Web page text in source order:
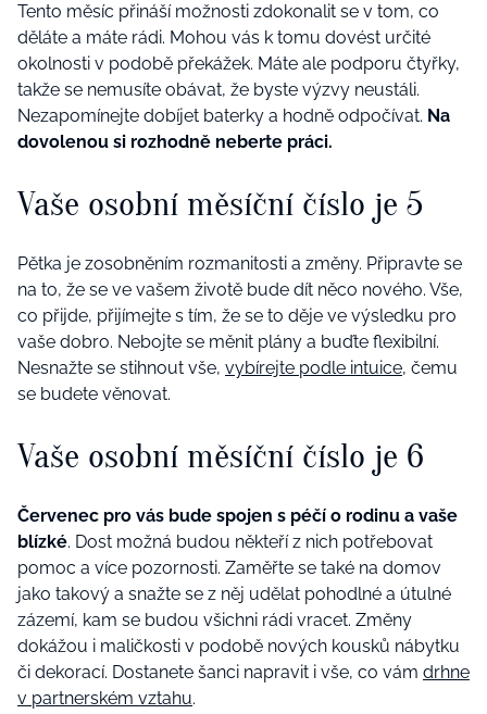
Tento měsíc přináší možnosti zdokonalit se v tom, co
děláte a máte rádi. Mohou vás k tomu dovést určité
okolnosti v podobě překážek. Máte ale podporu čtyřky,
takže se nemusíte obávat, že byste výzvy neustáli.
Nezapomínejte dobíjet baterky a hodně odpočívat. Na
dovolenou si rozhodně neberte práci.
Vaše osobní měsíční číslo je 5
Pětka je zosobněním rozmanitosti a změny. Připravte se
na to, že se ve vašem životě bude dít něco nového. Vše,
co přijde, přijímejte s tím, že se to děje ve výsledku pro
vaše dobro. Nebojte se měnit plány a buďte flexibilní.
Nesnažte se stihnout vše, vybírejte podle intuice, čemu
se budete věnovat.
Vaše osobní měsíční číslo je 6
Červenec pro vás bude spojen s péčí o rodinu a vaše
blízké. Dost možná budou někteří z nich potřebovat
pomoc a více pozornosti. Zaměřte se také na domov
jako takový a snažte se z něj udělat pohodlné a útulné
zázemí, kam se budou všichni rádi vracet. Změny
dokážou i maličkosti v podobě nových kousků nábytku
či dekorací. Dostanete šanci napravit i vše, co vám drhne
v partnerském vztahu.